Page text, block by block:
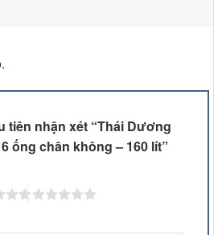
tiên nhận xét “Thái Dương
ống chân không – 160 lít”